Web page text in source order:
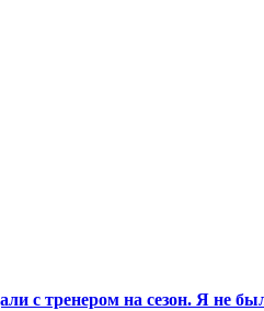
с тренером на сезон. Я не